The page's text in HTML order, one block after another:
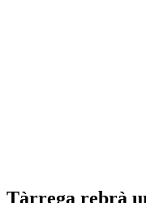
Tàrrega rebrà